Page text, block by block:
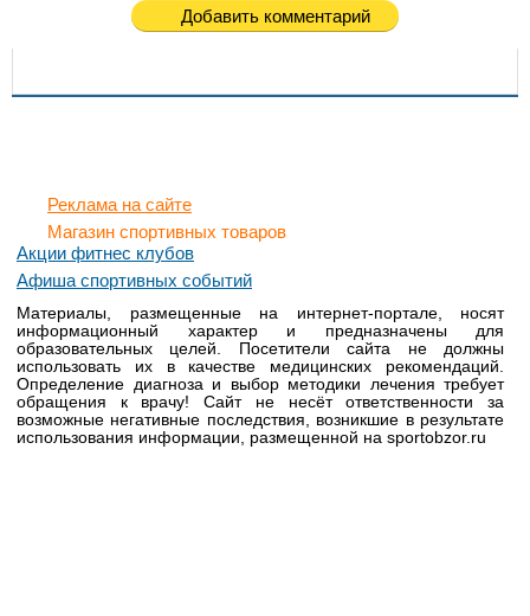
Добавить комментарий
Реклама на сайте
Магазин спортивных товаров
Акции фитнес клубов
Афиша спортивных событий
Материалы, размещенные на интернет-портале, носят
информационный характер и предназначены для
образовательных целей. Посетители сайта не должны
использовать их в качестве медицинских рекомендаций.
Определение диагноза и выбор методики лечения требует
обращения к врачу! Сайт не несёт ответственности за
возможные негативные последствия, возникшие в результате
использования информации, размещенной на sportobzor.ru